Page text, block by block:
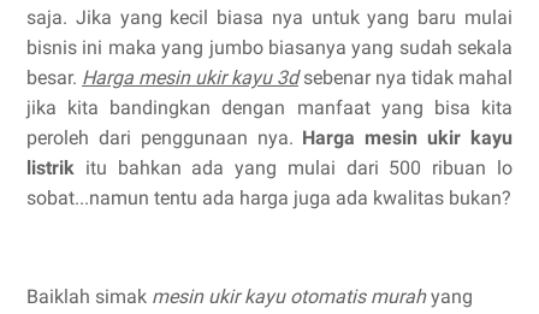
saja. Jika yang kecil biasa nya untuk yang baru mulai
bisnis ini maka yang jumbo biasanya yang sudah sekala
besar. Harga mesin ukir kayu 3dsebenar nya tidak mahal
jika kita bandingkan dengan manfaat yang bisa kita
peroleh dari penggunaan nya. Harga mesin ukir kayu
listrik itu bahkan ada yang mulai dari 500 ribuan lo
sobat...namun tentu ada harga juga ada kwalitas bukan?
Baiklah simak mesin ukir kayu otomatis murahyang